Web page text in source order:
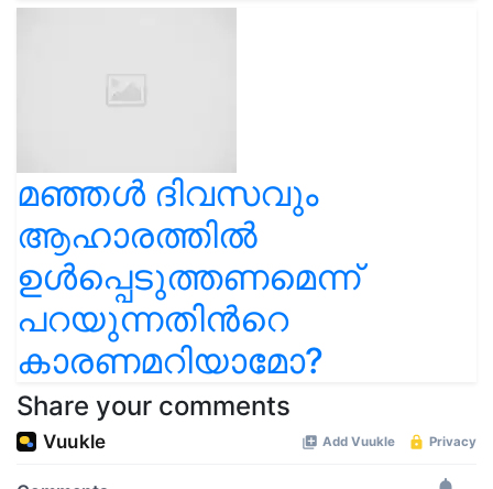
മഞ്ഞൾ ദിവസവും
ആഹാരത്തിൽ
ഉൾപ്പെടുത്തണമെന്ന്
പറയുന്നതിൻറെ
കാരണമറിയാമോ?
Share your comments